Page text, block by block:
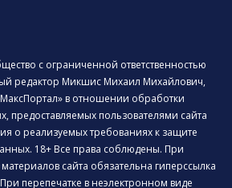
с ограниченной ответственностью
редактор Микшис Михаил Михайлович,
в отношении обработки
предоставляемых пользователями сайта
о реализуемых требованиях к защите
18+ Все права соблюдены. При
сайта обязательна гиперссылка
перепечатке в неэлектронном виде